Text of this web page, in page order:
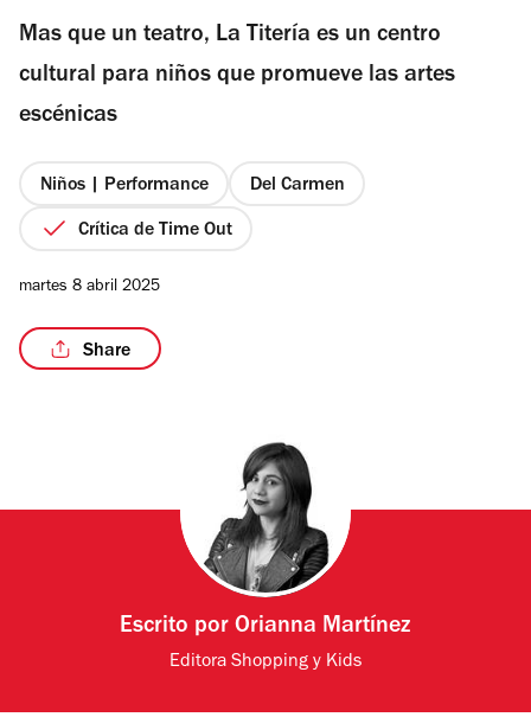
5
estrellas
Mas que un teatro, La Titería es un centro
cultural para niños que promueve las artes
escénicas
Niños | Performance Del Carmen
Crítica de Time Out
martes 8 abril 2025
Share
Escrito porOrianna Martínez
Editora Shopping y Kids